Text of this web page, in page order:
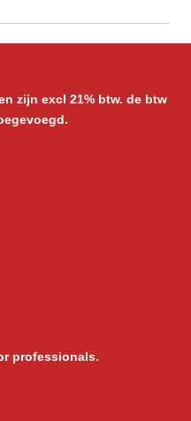
zijn excl 21% btw. de btw
professionals.